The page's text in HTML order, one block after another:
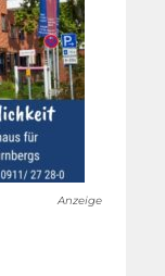
Anzeige